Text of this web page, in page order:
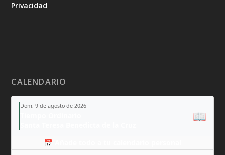
Privacidad
CALENDARIO
Dom, 9 de agosto de 2026
📖
📅 Añade todo a tu calendario personal